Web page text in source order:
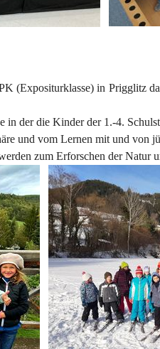
(Expositurklasse) in Prigglitz
in der die Kinder der 1.-4.
und vom Lernen mit und von
zum Erforschen der Natur